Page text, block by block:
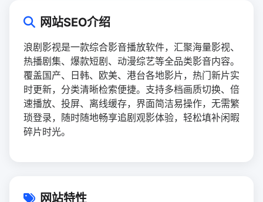
网站SEO介绍
浪剧影视是一款综合影音播放软件，汇聚海量影视、
热播剧集、爆款短剧、动漫综艺等全品类影音内容。
覆盖国产、日韩、欧美、港台各地影片，热门新片实
时更新，分类清晰检索便捷。支持多档画质切换、倍
速播放、投屏、离线缓存，界面简洁易操作，无需繁
琐登录，随时随地畅享追剧观影体验，轻松填补闲暇
碎片时光。
网站特性